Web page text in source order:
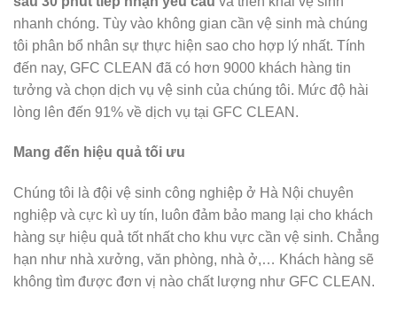
nhanh chóng. Tùy vào không gian cần vệ sinh mà chúng
tôi phân bổ nhân sự thực hiện sao cho hợp lý nhất. Tính
đến nay, GFC CLEAN đã có hơn 9000 khách hàng tin
tưởng và chọn dịch vụ vệ sinh của chúng tôi. Mức độ hài
lòng lên đến 91% về dịch vụ tại GFC CLEAN.
Mang đến hiệu quả tối ưu
Chúng tôi là đội vệ sinh công nghiệp ở Hà Nội chuyên
nghiệp và cực kì uy tín, luôn đảm bảo mang lại cho khách
hàng sự hiệu quả tốt nhất cho khu vực cần vệ sinh. Chẳng
hạn như nhà xưởng, văn phòng, nhà ở,… Khách hàng sẽ
không tìm được đơn vị nào chất lượng như GFC CLEAN.